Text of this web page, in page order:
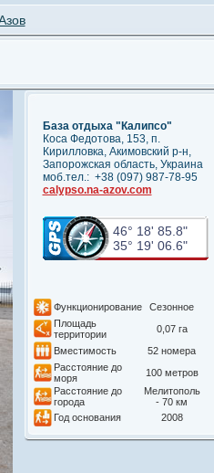
База отдыха "Калипсо"
Коса Федотова, 153, п.
Кирилловка, Акимовский р-н,
Запорожская область, Украина
моб.тел.: +38 (097) 987-78-95
calypso.na-azov.com
46° 18' 85.8"
35° 19' 06.6"
Функционирование
Сезонное
Площадь
территории
0,07 га
Вместимость
52 номера
Расстояние до
моря
100 метров
Расстояние до
города
Мелитополь
- 70 км
Год основания
2008